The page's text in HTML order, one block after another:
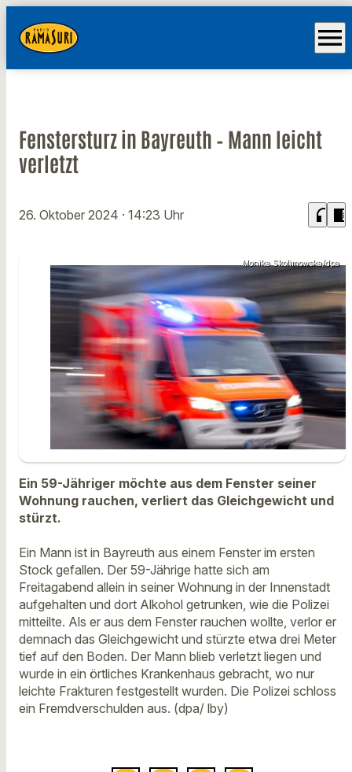
menu
Fenstersturz in Bayreuth – Mann leicht
verletzt
26. Oktober 2024 · 14:23 Uhr headphones chrome_reader_mode
Monika Skolimowska/dpa
Ein 59-Jähriger möchte aus dem Fenster seiner
Wohnung rauchen, verliert das Gleichgewicht und
stürzt.
Ein Mann ist in Bayreuth aus einem Fenster im ersten
Stock gefallen. Der 59-Jährige hatte sich am
Freitagabend allein in seiner Wohnung in der Innenstadt
aufgehalten und dort Alkohol getrunken, wie die Polizei
mitteilte. Als er aus dem Fenster rauchen wollte, verlor er
demnach das Gleichgewicht und stürzte etwa drei Meter
tief auf den Boden. Der Mann blieb verletzt liegen und
wurde in ein örtliches Krankenhaus gebracht, wo nur
leichte Frakturen festgestellt wurden. Die Polizei schloss
ein Fremdverschulden aus. (dpa/ lby)